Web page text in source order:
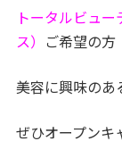
トータルビュ
ス）
ご希望の方
美容に興味のあ
ぜひオープン